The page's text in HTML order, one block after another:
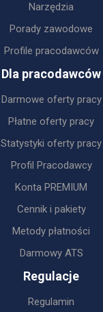
Narzędzia
Porady zawodowe
Profile pracodawców
Dla pracodawców
Darmowe oferty pracy
Płatne oferty pracy
Statystyki oferty pracy
Profil Pracodawcy
Konta PREMIUM
Cennik i pakiety
Metody płatności
Darmowy ATS
Regulacje
Regulamin